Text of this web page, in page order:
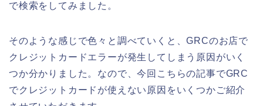
で検索をしてみました。
そのような感じで色々と調べていくと、GRCのお店で
クレジットカードエラーが発生してしまう原因がいく
つか分かりました。なので、今回こちらの記事でGRC
でクレジットカードが使えない原因をいくつかご紹介